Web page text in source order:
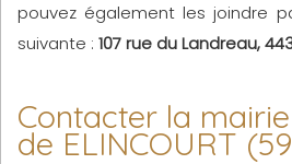
pouvez également les joindre
suivante : 107 rue du Landreau,
Contacter la
de ELINCOURT